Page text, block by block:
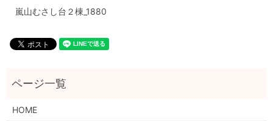
嵐山むさし台２棟_1880
HOME